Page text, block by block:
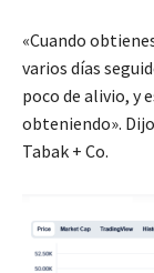
«Cuando
varios días
poco de alivio, y
obteniendo».
Tabak + Co.